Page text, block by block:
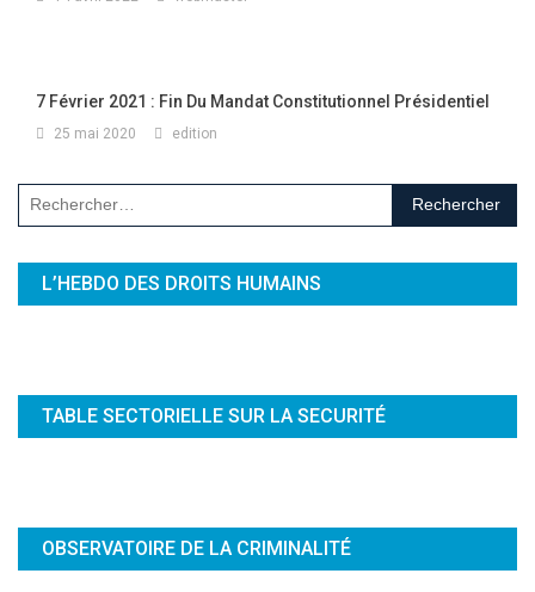
7 Février 2021 : Fin Du Mandat Constitutionnel Présidentiel
25 mai 2020 edition
Rechercher :
L’HEBDO DES DROITS HUMAINS
TABLE SECTORIELLE SUR LA SECURITÉ
OBSERVATOIRE DE LA CRIMINALITÉ